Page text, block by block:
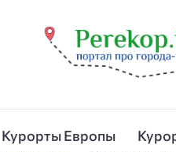
Курорты Европы